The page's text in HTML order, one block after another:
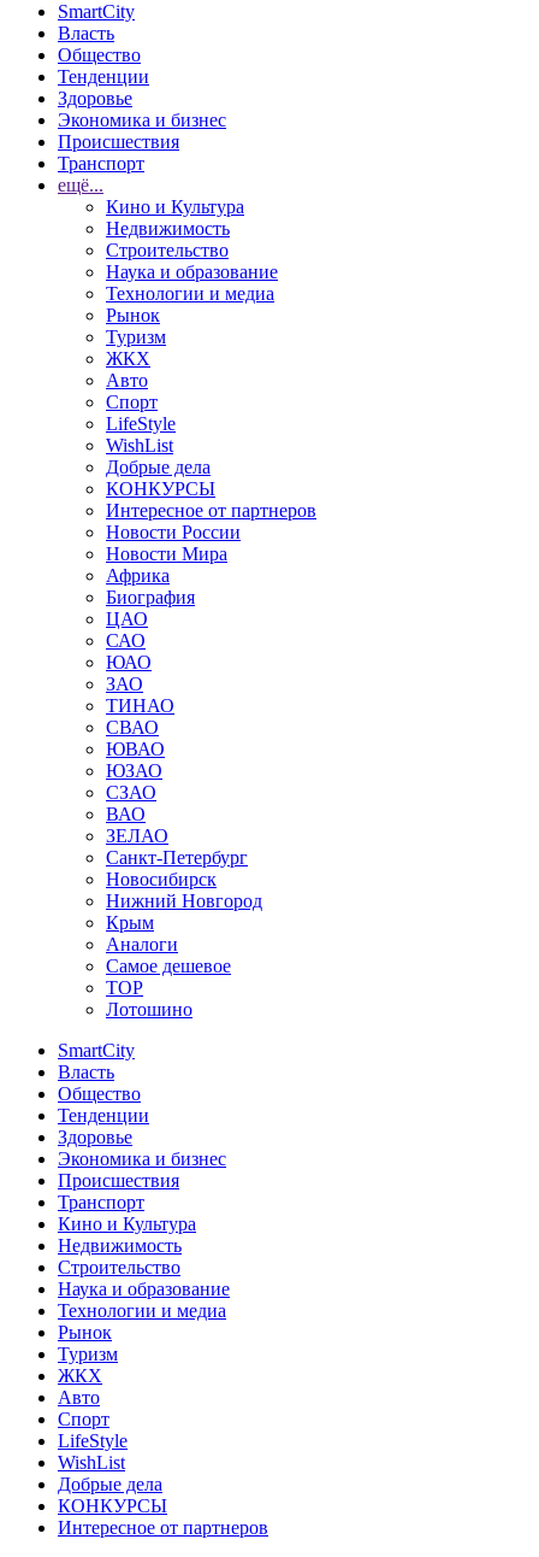
SmartCity
Власть
Общество
Тенденции
Здоровье
Экономика и бизнес
Происшествия
Транспорт
ещё...
Кино и Культура
Недвижимость
Строительство
Наука и образование
Технологии и медиа
Рынок
Туризм
ЖКХ
Авто
Спорт
LifeStyle
WishList
Добрые дела
КОНКУРСЫ
Интересное от партнеров
Новости России
Новости Мира
Африка
Биография
ЦАО
САО
ЮАО
ЗАО
ТИНАО
СВАО
ЮВАО
ЮЗАО
СЗАО
ВАО
ЗЕЛАО
Санкт-Петербург
Новосибирск
Нижний Новгород
Крым
Аналоги
Самое дешевое
TOP
Лотошино
SmartCity
Власть
Общество
Тенденции
Здоровье
Экономика и бизнес
Происшествия
Транспорт
Кино и Культура
Недвижимость
Строительство
Наука и образование
Технологии и медиа
Рынок
Туризм
ЖКХ
Авто
Спорт
LifeStyle
WishList
Добрые дела
КОНКУРСЫ
Интересное от партнеров